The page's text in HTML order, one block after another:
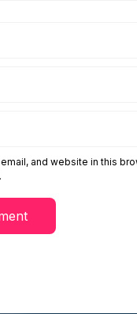
and website in this